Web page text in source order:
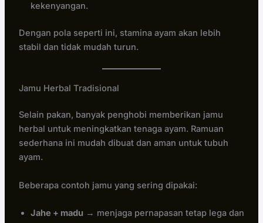
kekenyangan.
Dengan pola seperti ini, stamina ayam akan lebih
stabil dan tidak mudah turun.
Jamu Herbal Tradisional
Selain pakan, banyak penghobi memberikan jamu
herbal untuk meningkatkan tenaga ayam. Ramuan
sederhana ini mudah dibuat dan aman untuk tubuh
ayam.
Beberapa contoh jamu yang sering dipakai:
Jahe + madu → menjaga pernapasan tetap lega dan